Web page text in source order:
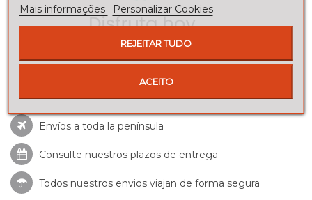
Envíos a toda la península
Consulte nuestros plazos de entrega
Todos nuestros envios viajan de forma segura
Mais informações
Personalizar Cookies
REJEITAR TUDO
ACEITO